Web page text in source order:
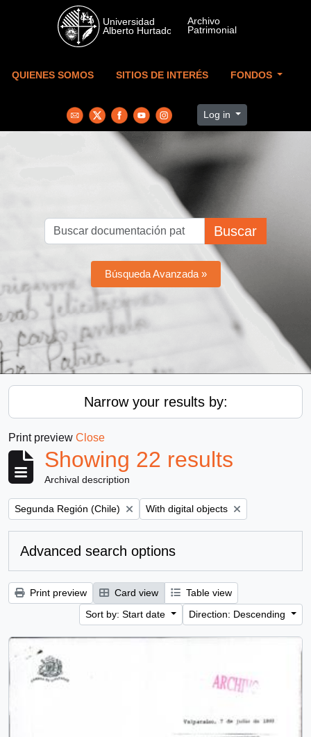
Skip to main content
QUIENES SOMOS SITIOS DE INTERÉS FONDOS
Log in
Buscar
Búsqueda Avanzada »
Narrow your results by:
Print preview Close
Showing 22 results
Archival description
Remove filter:
Segunda Región (Chile) Remove filter:
With digital objects
Advanced search options
Print preview Card view
Table view
Sort by: Start date
Direction: Descending